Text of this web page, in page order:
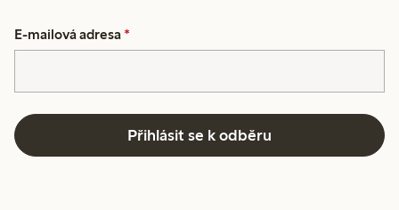
E-mailová adresa *
Přihlásit se k odběru